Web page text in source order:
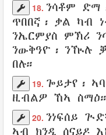
18. ንሳቶም
ጥበበኛ ፡ ቃል ካብ
ንኤርምያስ ምኽሪ
ንውቅዓዮ ፡ ንዂሉ
በሉ።
19. ጐይታየ ፡
ዚብልዎ ኸኣ ስማዕ።
20. ንነፍሰይ
ኣብ ክንዲ ሰናይዶ